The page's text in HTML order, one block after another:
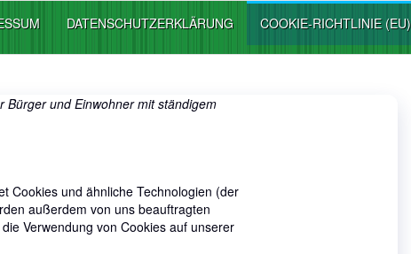
DATENSCHUTZERKLÄRUNG COOKIE-RICHTLINIE (EU)
Bürger und Einwohner mit ständigem
Cookies und ähnliche Technologien (der
außerdem von uns beauftragten
Verwendung von Cookies auf unserer